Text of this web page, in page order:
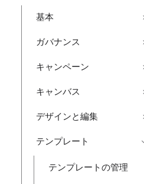
基本
ガバナンス
キャンペーン
キャンバス
デザインと編集
テンプレート
テンプレートの管理